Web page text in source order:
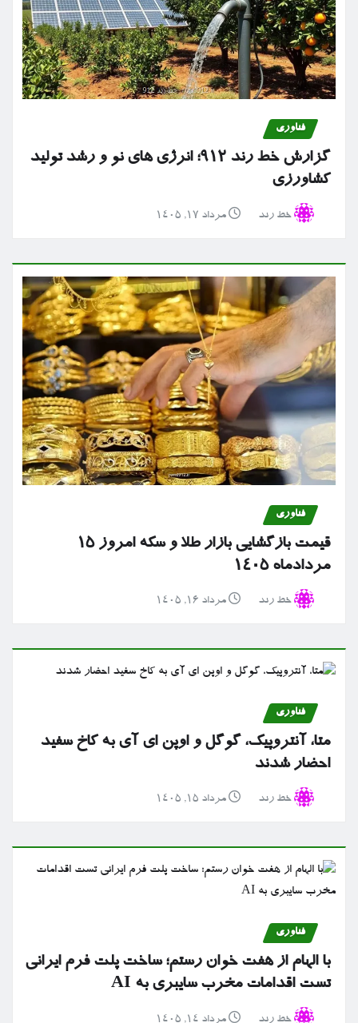
فناوری
گزارش خط رند ۹۱۲؛ انرژی های نو و رشد تولید
کشاورزی
خط رند مرداد ۱۷, ۱۴۰۵
فناوری
قیمت بازگشایی بازار طلا و سکه امروز ۱۵
مردادماه ۱۴۰۵
خط رند مرداد ۱۶, ۱۴۰۵
فناوری
متا، آنتروپیک، گوگل و اوپن ای آی به کاخ سفید
احضار شدند
خط رند مرداد ۱۵, ۱۴۰۵
فناوری
با الهام از هفت خوان رستم؛ ساخت پلت فرم ایرانی
تست اقدامات مخرب سایبری به AI
خط رند مرداد ۱۴, ۱۴۰۵